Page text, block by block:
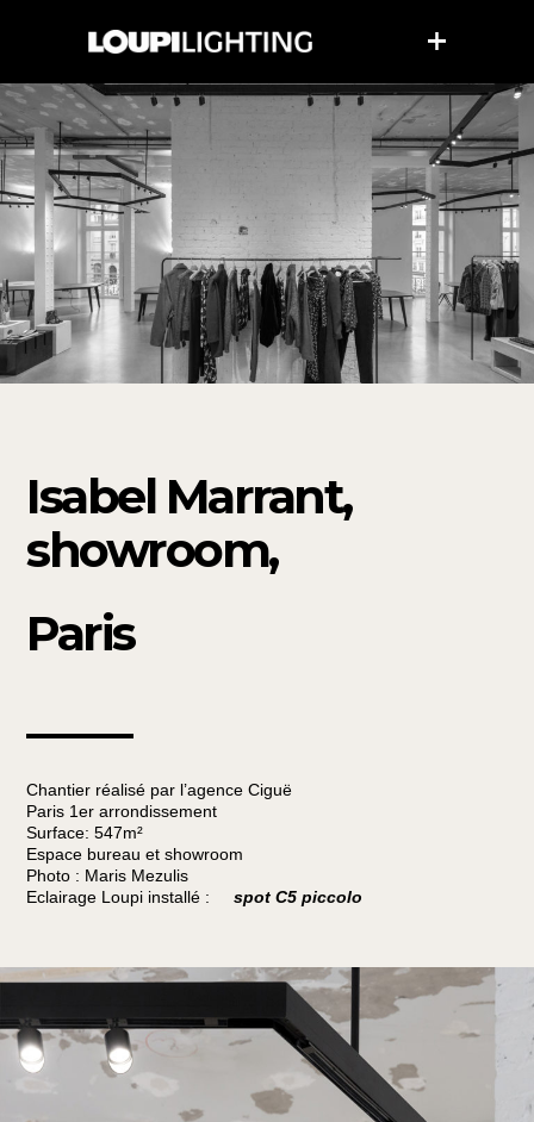
Isabel Marrant,
showroom,
Paris
Chantier réalisé par l’agence Ciguë
Paris 1er arrondissement
Surface: 547m²
Espace bureau et showroom
Photo : Maris Mezulis
Eclairage Loupi installé :spot C5 piccolo